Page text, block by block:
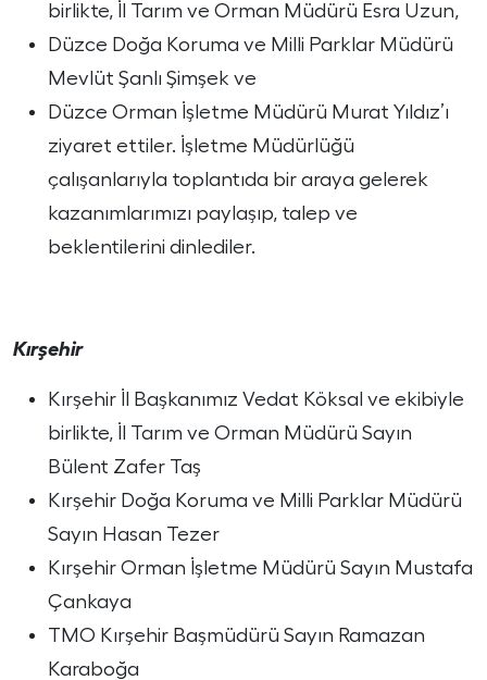
birlikte, İl Tarım ve Orman Müdürü Esra Uzun,
Düzce Doğa Koruma ve Milli Parklar​ Müdürü
Mevlüt Şanlı Şimşek ve
Düzce Orman İşletme Müdürü Murat Yıldız’ı
ziyaret ettiler. İşletme Müdürlüğü
çalışanlarıyla toplantıda bir araya gelerek
kazanımlarımızı paylaşıp, talep ve
beklentilerini dinlediler.
Kırşehir
Kırşehir İl Başkanımız Vedat Köksal ve ekibiyle
birlikte, İl Tarım ve Orman Müdürü Sayın
Bülent Zafer Taş
Kırşehir Doğa Koruma ve Milli Parklar​ Müdürü
Sayın Hasan Tezer
Kırşehir Orman İşletme Müdürü Sayın Mustafa
Çankaya
TMO Kırşehir Başmüdürü Sayın Ramazan
Karaboğa